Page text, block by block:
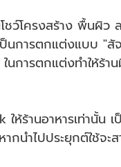
ชว์โครงสร้าง พื้นผิ
ป็นการตกแต่งแบบ "สั
นการตกแต่งทำให้ร้
ร้านอาหารเท่านั้น เ
นำไปประยุกต์ใช้จะ